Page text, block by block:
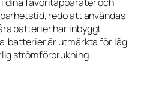
redo att användas
batterier har inbyggt
batterier är utmärkta för låg
strömförbrukning.